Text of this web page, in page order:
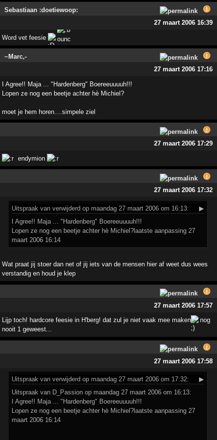
Sebastiaan :doetiewoop:
27 maart 2006 16:39
Word vet feesie
~Marc,-
27 maart 2006 17:16
I Agree!! Maja ... "Hardenberg" Boereeuuuuh!!!
Lopen ze nog een beetje achter hè Michiel?
moet je hem horen....simpele ziel
27 maart 2006 17:29
endymion
27 maart 2006 17:32
Uitspraak van verwijderd op maandag 27 maart 2006 om 16:13:
▶
I Agree!! Maja ... "Hardenberg" Boereeuuuuh!!!
Lopen ze nog een beetje achter hè Michiel?laatste aanpassing 27
maart 2006 16:14
Wat praat jij stoer dan net of jij iets van de mensen hier af weet dus wees
verstandig en houd je klep
27 maart 2006 17:57
Lijp toch! hardcore feesie in H'berg! dat zul je niet vaak mee maken
nog
nooit 1 geweest...
27 maart 2006 17:58
Uitspraak van verwijderd op maandag 27 maart 2006 om 17:32:
▶
Uitspraak van D_Passion op maandag 27 maart 2006 om 16:13:
I Agree!! Maja ... "Hardenberg" Boereeuuuuh!!!
Lopen ze nog een beetje achter hè Michiel?laatste aanpassing 27
maart 2006 16:14